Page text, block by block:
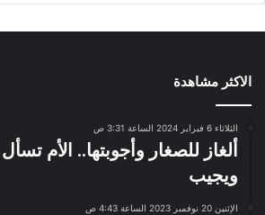
الاكثر مشاهدة
الثلاثاء 6 فبراير 2024 الساعة 3:31 ص
ألغاز للصغار وأجوبتها.. الأم
ويجيب
الإثنين 20 نوفمبر 2023 الساعة 4:43 ص